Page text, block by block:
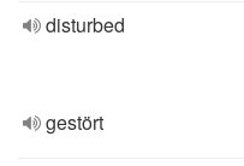
disturbed
gestört